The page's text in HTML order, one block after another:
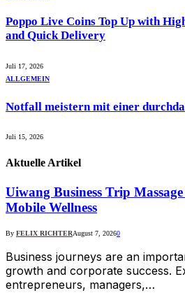
Poppo Live Coins Top Up with
and Quick Delivery
Juli 17, 2026
ALLGEMEIN
Notfall meistern mit einer
Juli 15, 2026
AktuelleArtikel
Uiwang Business Trip
Mobile Wellness
By FELIX RICHTERAugust 7, 20260
Business journeys are an
growth and corporate success.
entrepreneurs, managers,…